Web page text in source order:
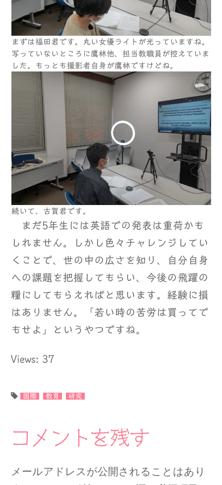
まずは福田君です。丸い女優ライトが光っていますね。
写っていないところに鷹林他、担当教職員が控えていま
した。もっとも撮影者自身が鷹林ですけどね。
続いて、古賀君です。
まだ5年生には英語での発表は重荷かも
しれません。しかし色々チャレンジしてい
くことで、世の中の広さを知り、自分自身
への課題を把握してもらい、今後の飛躍の
糧にしてもらえればと思います。経験に損
はありません。「若い時の苦労は買ってで
もせよ」というやつですね。
Views: 37
国際 教育 研究
コメントを残す
メールアドレスが公開されることはあり